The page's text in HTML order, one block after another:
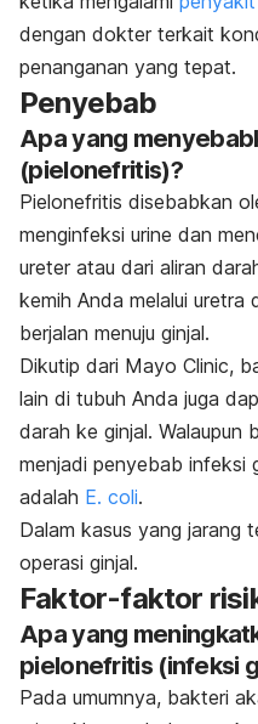
dengan dokter terkait
penanganan yang tepat.
Penyebab
Apa yang
(pielonefritis)?
Pielonefritis disebabkan
menginfeksi urine dan
ureter atau dari aliran
kemih Anda melalui
berjalan menuju ginjal.
Dikutip dari Mayo Clinic,
lain di tubuh Anda juga
darah ke ginjal. Walaupun
menjadi penyebab infeksi
adalah E. coli.
Dalam kasus yang jarang
operasi ginjal.
Faktor-faktor
Apa yang
pielonefritis (infeksi
Pada umumnya, bakteri